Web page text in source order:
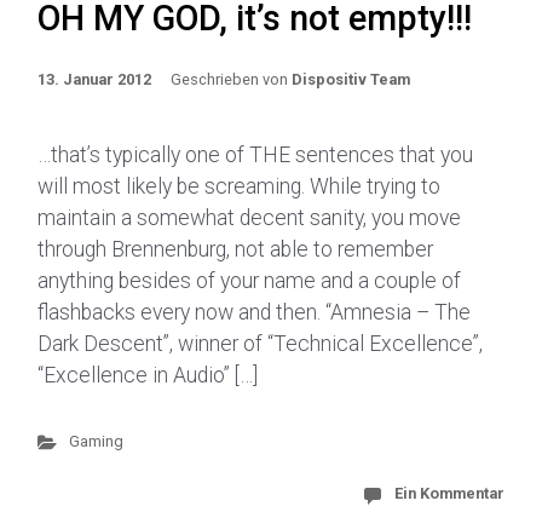
OH MY GOD, it’s not empty!!!
13. Januar 2012 Geschrieben von Dispositiv Team
…that’s typically one of THE sentences that you
will most likely be screaming. While trying to
maintain a somewhat decent sanity, you move
through Brennenburg, not able to remember
anything besides of your name and a couple of
flashbacks every now and then. “Amnesia – The
Dark Descent”, winner of “Technical Excellence”,
“Excellence in Audio” […]
Gaming
Ein Kommentar